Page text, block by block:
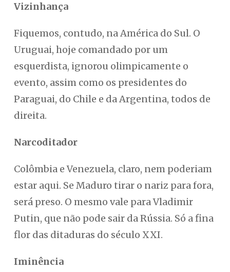
Vizinhança
Fiquemos, contudo, na América do Sul. O
Uruguai, hoje comandado por um
esquerdista, ignorou olimpicamente o
evento, assim como os presidentes do
Paraguai, do Chile e da Argentina, todos de
direita.
Narcoditador
Colômbia e Venezuela, claro, nem poderiam
estar aqui. Se Maduro tirar o nariz para fora,
será preso. O mesmo vale para Vladimir
Putin, que não pode sair da Rússia. Só a fina
flor das ditaduras do século XXI.
Iminência